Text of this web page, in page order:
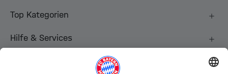
Top Kategorien
Hilfe & Services